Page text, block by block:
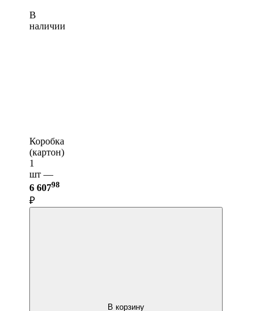
В
наличии
Коробка
(картон)
1
шт —
6 60798
₽
В корзину